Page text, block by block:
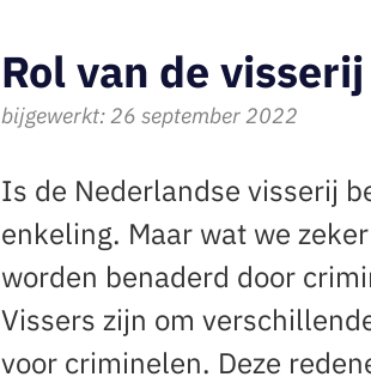
Rol van de visserij
bijgewerkt: 26 september 2022
Is de Nederlandse visserij
enkeling. Maar wat we
worden benaderd door
Vissers zijn om
voor criminelen. Deze